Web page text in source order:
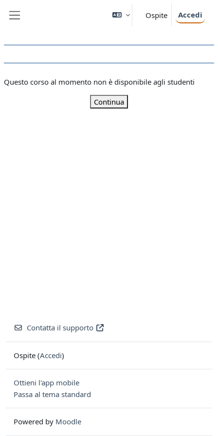
Ospite Accedi
Questo corso al momento non è disponibile agli studenti
Continua
Contatta il supporto
Ospite (Accedi)
Ottieni l'app mobile
Passa al tema standard
Powered by Moodle